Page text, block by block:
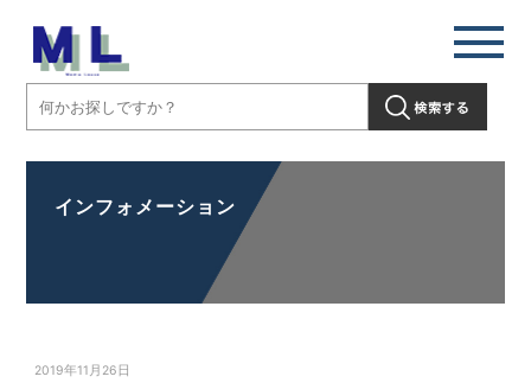
インフォメーション
2019年11月26日